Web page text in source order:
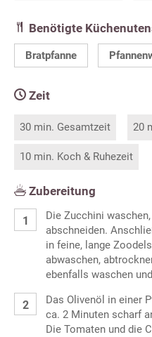
Benötigte
Bratpfanne
Zeit
30 min. Gesamtzeit 20
10 min. Koch & Ruhezeit
Zubereitung
Die Zucchini
abschneiden.
in feine, lange
abwaschen,
ebenfalls waschen
Das Olivenöl in einer
ca. 2 Minuten scharf
Die Tomaten und die